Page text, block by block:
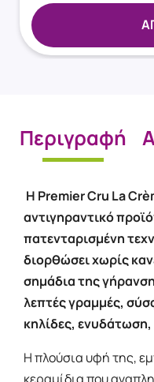
Περιγραφή
H Premier Cru La
αντιγηραντικό
πατενταρισμένη
διορθώσει χωρίς
σημάδια της
λεπτές γραμμές,
κηλίδες,
H πλούσια υφή της,
κεραμίδια που